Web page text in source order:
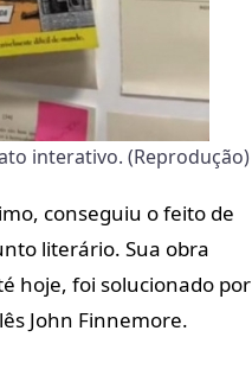
interativo. (Reprodução)
conseguiu o feito de
literário. Sua obra
hoje, foi solucionado por
John Finnemore.